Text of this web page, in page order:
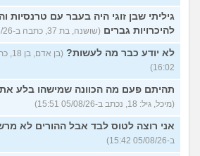
עדיין מוצצת אצבע כהרגעה,
מה ניתן לעשות?
(נרקיס, בת
30)
מסדר את ארון הילדות בבית
ההורים ומוצף בזכרונות. איך
להתמודד?
איך מפסיקים לפחד מזה שהזמן
עובר?
(אליזבת, בת 24)
עם מי אנשים מתייעצים כל
הזמן?
גיליתי שבן זוגי היה בעבר עם טרנסיות
להיכרויות גברים (שושנה, בת 37, כתבה ב-05/08/26 16:13)
לא יודע כבר מה לעשות?
16:02)
תהיתם פעם מה הכוונה שמישהו בלע
(מיכל, גיל: 18, נכתב ב-05/08/26 15:51)
אני רוצה לטוס לבד אבל ההורים לא
ב-05/08/26 15:42)